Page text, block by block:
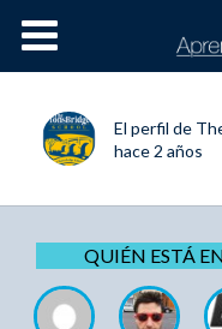
Cursos OnLine
El perfil de
hace 2 años
QUIÉN ESTÁ